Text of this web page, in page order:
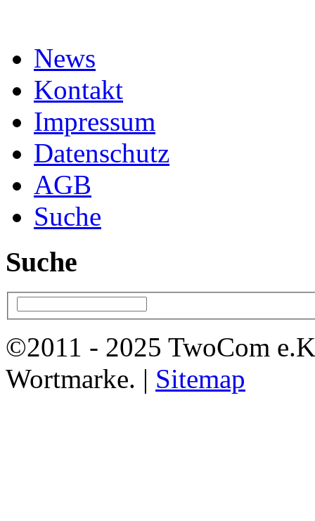
News
Kontakt
Impressum
Datenschutz
AGB
Suche
Suche
©2011 - 2025 TwoCom
Wortmarke. | Sitemap